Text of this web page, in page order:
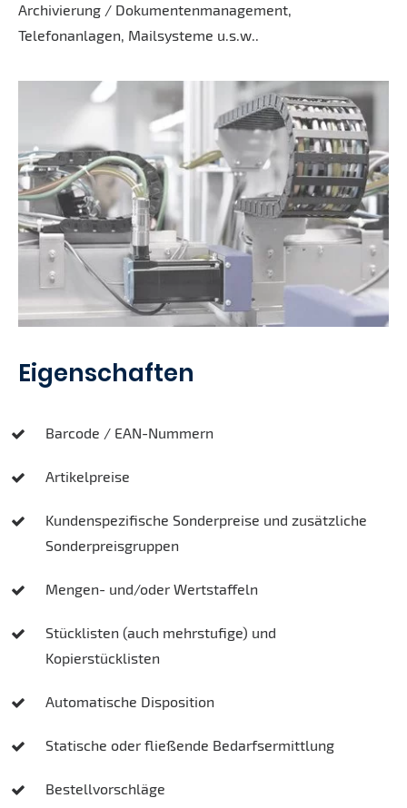
Archivierung / Dokumentenmanagement,
Telefonanlagen, Mailsysteme u.s.w..
Eigenschaften
Barcode / EAN-Nummern
Artikelpreise
Kundenspezifische Sonderpreise und zusätzliche
Sonderpreisgruppen
Mengen- und/oder Wertstaffeln
Stücklisten (auch mehrstufige) und
Kopierstücklisten
Automatische Disposition
Statische oder fließende Bedarfsermittlung
Bestellvorschläge